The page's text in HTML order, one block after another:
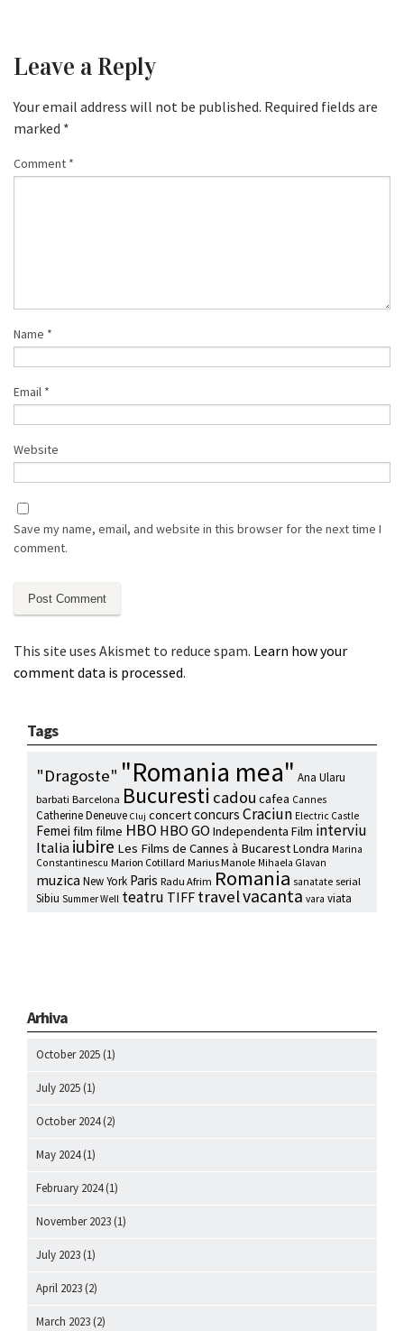
Leave a Reply
Your email address will not be published. Required fields are
marked *
Comment *
Name *
Email *
Website
Save my name, email, and website in this browser for the next time I
comment.
This site uses Akismet to reduce spam. Learn how your
comment data is processed.
Tags
"Dragoste" "Romania mea" Ana Ularu
barbati Barcelona Bucuresti cadou cafea Cannes
Catherine Deneuve Cluj concertconcurs Craciun Electric Castle
Femei film filme HBO HBO GO Independenta Film interviu
Italiaiubire Les Films de Cannes à BucarestLondra Marina
Constantinescu Marion Cotillard Marius Manole Mihaela Glavan
muzica New York Paris Radu Afrim Romania sanatate serial
Sibiu Summer Well teatru TIFF travelvacanta vara viata
Arhiva
October 2025 (1)
July 2025 (1)
October 2024(2)
May 2024(1)
February 2024(1)
November 2023 (1)
July 2023 (1)
April 2023 (2)
March 2023 (2)